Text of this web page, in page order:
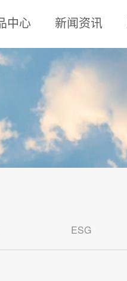
中心 新闻资讯
ESG